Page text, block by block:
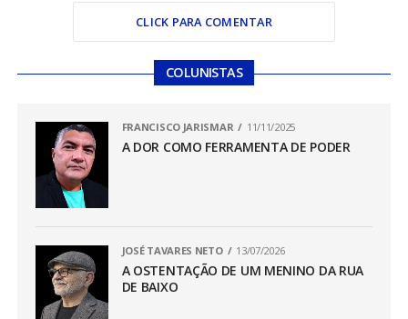
CLICK PARA COMENTAR
COLUNISTAS
FRANCISCO JARISMAR 11/11/2025
A DOR COMO FERRAMENTA DE PODER
JOSÉ TAVARES NETO 13/07/2026
A OSTENTAÇÃO DE UM MENINO DA RUA
DE BAIXO